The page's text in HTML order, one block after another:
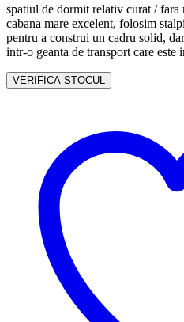
spatiul de dormit relativ curat /
cabana mare excelent, folosim
pentru a construi un cadru solid,
intr-o geanta de transport care este
VERIFICA STOCUL